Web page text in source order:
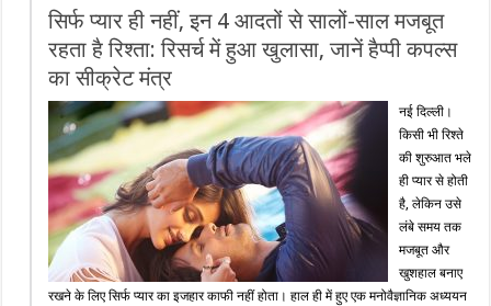
सिर्फ प्यार ही नहीं, इन 4 आदतों से सालों-साल मजबूत
रहता है रिश्ता: रिसर्च में हुआ खुलासा, जानें हैप्पी कपल्स
का सीक्रेट मंत्र
नई दिल्ली।
किसी भी रिश्ते
की शुरुआत भले
ही प्यार से होती
है, लेकिन उसे
लंबे समय तक
मजबूत और
खुशहाल बनाए
रखने के लिए सिर्फ प्यार का इजहार काफी नहीं होता। हाल ही में हुए एक मनोवैज्ञानिक अध्ययन